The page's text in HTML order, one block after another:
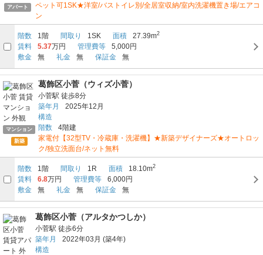
アパート
ペット可1SK★洋室/バストイレ別/全居室収納/室内洗濯機置き場/エアコ
ン
階数 1階 間取り 1SK 面積 27.39m2
賃料 5.37万円 管理費等
5,000円
敷金
無 礼金 無 保証金 無
マンション
新築
葛飾区小菅（ウィズ小菅）
小菅駅 徒歩8分
築年月
2025年12月
構造
階数
4階建
家電付【32型TV・冷蔵庫・洗濯機】★新築デザイナーズ★オートロッ
ク/独立洗面台/ネット無料
階数 1階 間取り 1R 面積 18.10m2
賃料 6.8万円 管理費等
6,000円
敷金
無 礼金 無 保証金 無
葛飾区小菅（アルタかつしか）
小菅駅 徒歩6分
築年月
2022年03月 (築4年)
構造